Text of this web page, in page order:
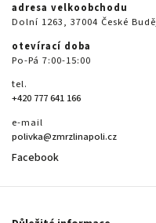
adresa velkoobchodu
Dolní 1263, 37004 České
otevírací doba
Po-Pá 7:00-15:00
tel.
+420 777 641 166
e-mail
polivka@zmrzlinapoli.cz
Facebook